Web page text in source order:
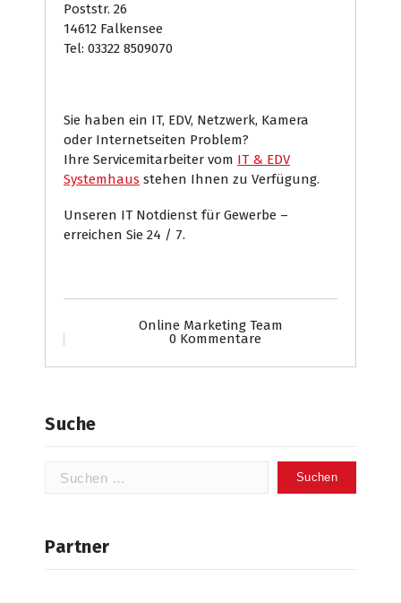
Poststr. 26
14612 Falkensee
Tel: 03322 8509070
Sie haben ein IT, EDV, Netzwerk, Kamera
oder Internetseiten Problem?
Ihre Servicemitarbeiter vom IT & EDV
Systemhaus stehen Ihnen zu Verfügung.
Unseren IT Notdienst für Gewerbe –
erreichen Sie 24 / 7.
Online Marketing Team
0 Kommentare
Suche
Suchen
Partner